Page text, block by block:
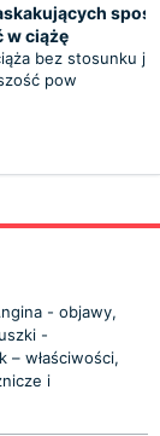
w ciążę
bez stosunku
pow
- objawy,
-
– właściwości,
i